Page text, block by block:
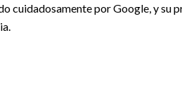
cuidadosamente por Google, y